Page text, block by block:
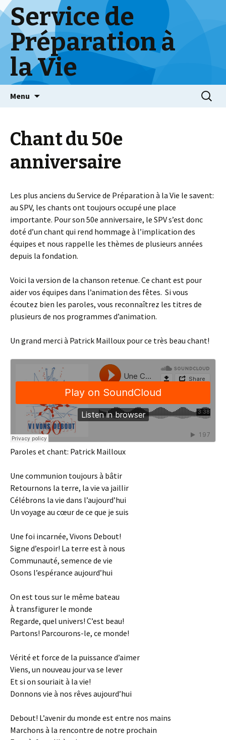
Service de
Préparation à
la Vie
Menu
Chant du 50e
anniversaire
Les plus anciens du Service de Préparation à la Vie le savent:
au SPV, les chants ont toujours occupé une place
importante. Pour son 50e anniversaire, le SPV s’est donc
doté d’un chant qui rend hommage à l’implication des
équipes et nous rappelle les thèmes de plusieurs années
depuis la fondation.
Voici la version de la chanson retenue. Ce chant est pour
aider vos équipes dans l’animation des fêtes. Si vous
écoutez bien les paroles, vous reconnaîtrez les titres de
plusieurs de nos programmes d’animation.
Un grand merci à Patrick Mailloux pour ce très beau chant!
Paroles et chant: Patrick Mailloux
Une communion toujours à bâtir
Retournons la terre, la vie va jaillir
Célébrons la vie dans l’aujourd’hui
Un voyage au cœur de ce que je suis
Une foi incarnée, Vivons Debout!
Signe d’espoir! La terre est à nous
Communauté, semence de vie
Osons l’espérance aujourd’hui
On est tous sur le même bateau
À transfigurer le monde
Regarde, quel univers! C’est beau!
Partons! Parcourons-le, ce monde!
Vérité et force de la puissance d’aimer
Viens, un nouveau jour va se lever
Et si on souriait à la vie!
Donnons vie à nos rêves aujourd’hui
Debout! L’avenir du monde est entre nos mains
Marchons à la rencontre de notre prochain